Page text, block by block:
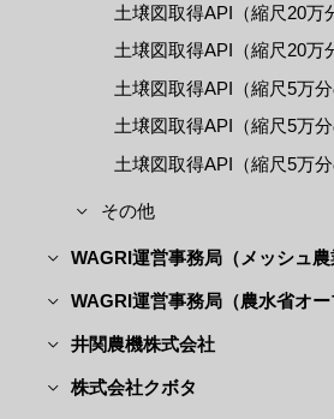
土壌図取得API（縮尺20万
土壌図取得API（縮尺20万
土壌図取得API（縮尺5万
土壌図取得API（縮尺5万
土壌図取得API（縮尺5万
その他
WAGRI運営事務局（メッシュ農
WAGRI運営事務局（農水省オー
井関農機株式会社
株式会社クボタ